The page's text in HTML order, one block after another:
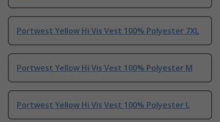
Portwest Yellow Hi Vis Vest 100% Polyester 7XL
Portwest Yellow Hi Vis Vest 100% Polyester M
Portwest Yellow Hi Vis Vest 100% Polyester L